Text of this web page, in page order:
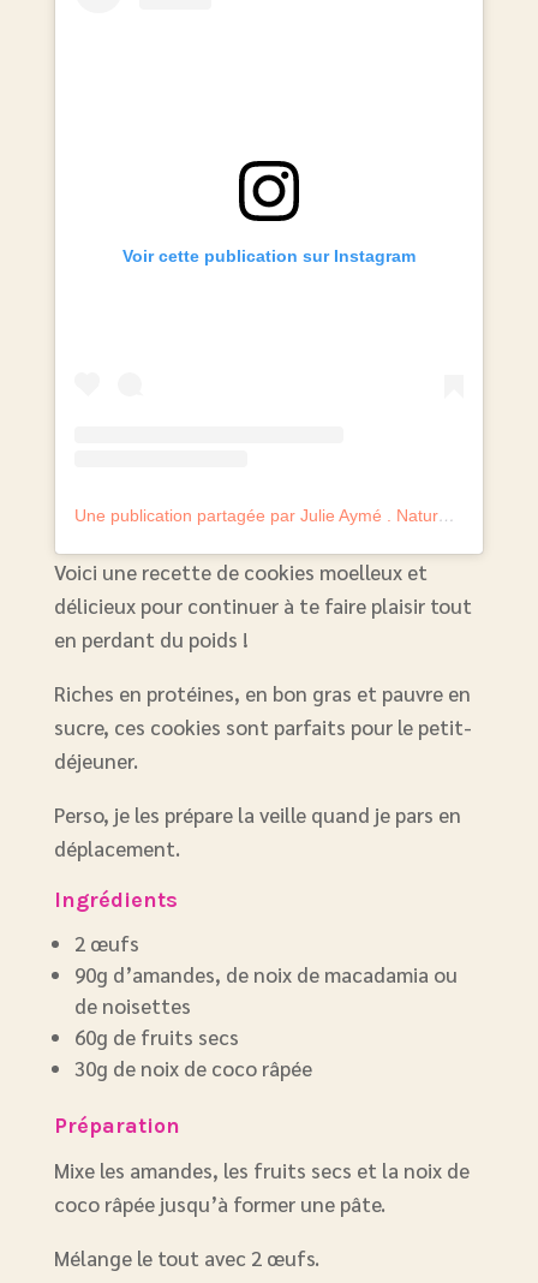
Voir cette publication sur Instagram
Une publication partagée par Julie Aymé . Naturopathe experte perte de poids (@julie.aymelanaturo)
Voici une recette de cookies moelleux et
délicieux pour continuer à te faire plaisir tout
en perdant du poids !
Riches en protéines, en bon gras et pauvre en
sucre, ces cookies sont parfaits pour le petit-
déjeuner.
Perso, je les prépare la veille quand je pars en
déplacement.
Ingrédients
2 œufs
90g d’amandes, de noix de macadamia ou
de noisettes
60g de fruits secs
30g de noix de coco râpée
Préparation
Mixe les amandes, les fruits secs et la noix de
coco râpée jusqu’à former une pâte.
Mélange le tout avec 2 œufs.